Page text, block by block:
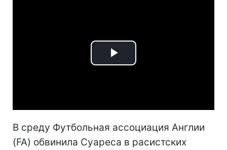
Play
В среду Футбольная ассоциация Англии
(FA) обвинила Суареса в расистских